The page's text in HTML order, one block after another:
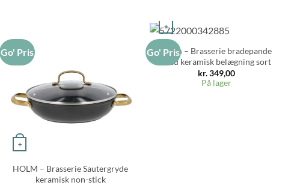
Go' Pris
+
HOLM – Brasserie Sautergryde
keramisk non-stick
Go' Pris
+
Holm – Brasserie bradepande
med keramisk belægning sort
kr.349,00
På lager